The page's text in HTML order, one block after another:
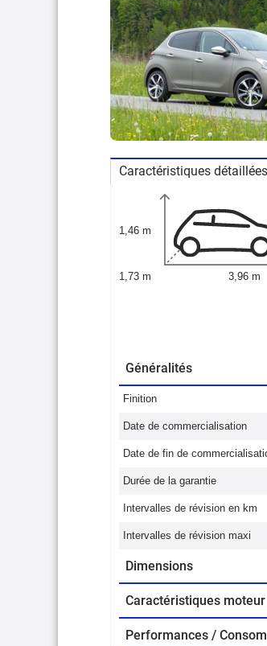
Caractéristiques détaillées
1,46 m
1,73 m 3,96 m
Généralités
Finition
Date de commercialisation
Date de fin de
Durée de la garantie
Intervalles de révision en km
Intervalles de révision maxi
Dimensions
Caractéristiques moteur
Performances /